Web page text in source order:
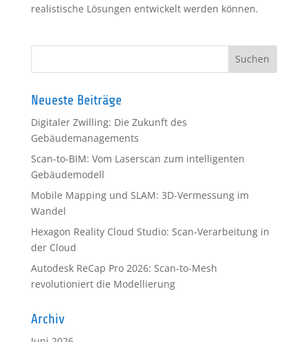
realistische Lösungen entwickelt werden können.
Neueste Beiträge
Digitaler Zwilling: Die Zukunft des
Gebäudemanagements
Scan-to-BIM: Vom Laserscan zum intelligenten
Gebäudemodell
Mobile Mapping und SLAM: 3D-Vermessung im
Wandel
Hexagon Reality Cloud Studio: Scan-Verarbeitung in
der Cloud
Autodesk ReCap Pro 2026: Scan-to-Mesh
revolutioniert die Modellierung
Archiv